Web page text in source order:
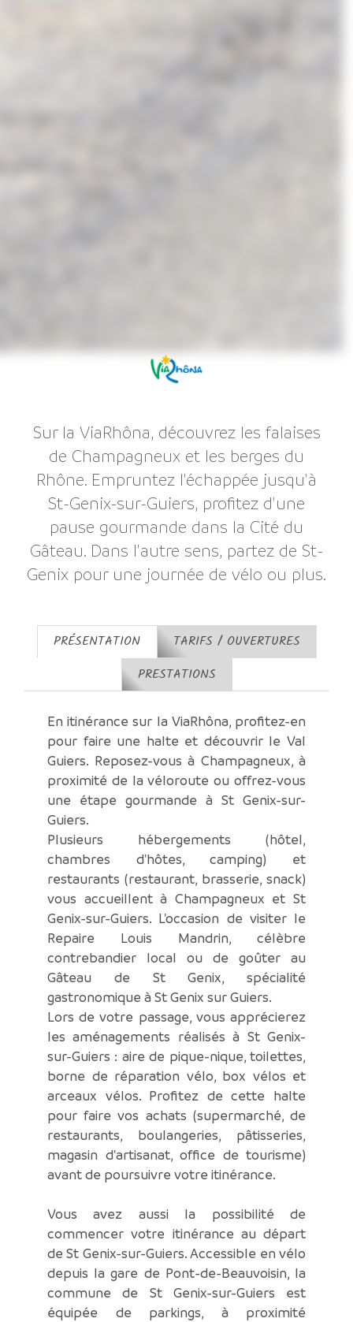
Sur la ViaRhôna, découvrez les falaises
de Champagneux et les berges du
Rhône. Empruntez l'échappée jusqu'à
St-Genix-sur-Guiers, profitez d'une
pause gourmande dans la Cité du
Gâteau. Dans l'autre sens, partez de St-
Genix pour une journée de vélo ou plus.
PRÉSENTATION
TARIFS / OUVERTURES
PRESTATIONS
En itinérance sur la ViaRhôna, profitez-en
pour faire une halte et découvrir le Val
Guiers. Reposez-vous à Champagneux, à
proximité de la véloroute ou offrez-vous
une étape gourmande à St Genix-sur-
Guiers.
Plusieurs hébergements (hôtel,
chambres d'hôtes, camping) et
restaurants (restaurant, brasserie, snack)
vous accueillent à Champagneux et St
Genix-sur-Guiers. L'occasion de visiter le
Repaire Louis Mandrin, célèbre
contrebandier local ou de goûter au
Gâteau de St Genix, spécialité
gastronomique à St Genix sur Guiers.
Lors de votre passage, vous apprécierez
les aménagements réalisés à St Genix-
sur-Guiers : aire de pique-nique, toilettes,
borne de réparation vélo, box vélos et
arceaux vélos. Profitez de cette halte
pour faire vos achats (supermarché, de
restaurants, boulangeries, pâtisseries,
magasin d'artisanat, office de tourisme)
avant de poursuivre votre itinérance.
Vous avez aussi la possibilité de
commencer votre itinérance au départ
de St Genix-sur-Guiers. Accessible en vélo
depuis la gare de Pont-de-Beauvoisin, la
commune de St Genix-sur-Guiers est
équipée de parkings, à proximité